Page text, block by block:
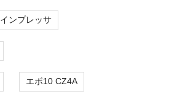
インプレッサ
エボ10 CZ4A